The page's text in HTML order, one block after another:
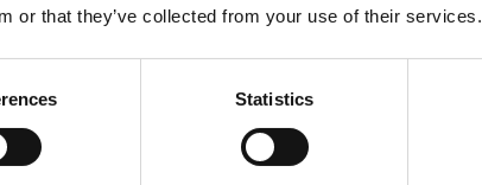
or that they’ve collected from your use of their services.
Statistics